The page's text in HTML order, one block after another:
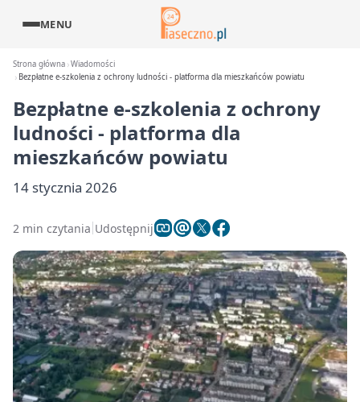
MENU
Strona główna Wiadomości
Bezpłatne e-szkolenia z ochrony ludności - platforma dla mieszkańców powiatu
Bezpłatne e-szkolenia z ochrony
ludności - platforma dla
mieszkańców powiatu
14 stycznia 2026
2 min czytania Udostępnij